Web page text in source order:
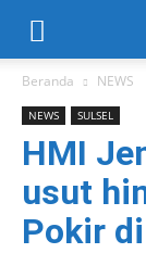
Beranda NEWS
NEWS SULSEL
HMI
usut
Pokir